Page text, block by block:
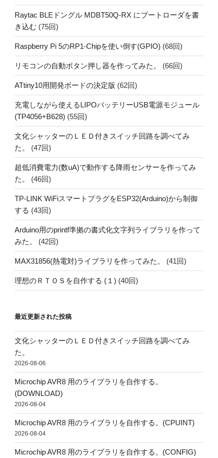
Raytac BLEドングル MDBT50Q-RX にブートローダを書
き込む (75回)
Raspberry Pi 5のRP1-Chipを使い倒す(GPIO) (68回)
リモコンの自動ボタン押し器を作ってみた。 (66回)
ATtiny10用開発ボードの決定版 (62回)
充電しながら使えるLIPOバッテリーUSB電源モジュール
(TP4056+B628) (55回)
文化シャッターのＬＥＤ付きスイッチ回路を調べてみ
た。
(47回)
超低消費電力(数uA)で動作する降雨センサーを作ってみ
た。
(46回)
TP-LINK WiFiスマートプラグをESP32(Arduino)から制御
する (43回)
Arduino用のprintf準拠の書式化文字列ライブラリを作って
みた。
(42回)
MAX31856(熱電対)ライブラリを作ってみた。 (41回)
理想のＲＴＯＳを自作する (１) (40回)
最近更新された投稿
文化シャッターのＬＥＤ付きスイッチ回路を調べてみ
た。
2026-08-06
Microchip AVR8 用のライブラリを自作する。
(DOWNLOAD)
2026-08-04
Microchip AVR8 用のライブラリを自作する。(CPUINT)
2026-08-04
Microchip AVR8 用のライブラリを自作する。(CONFIG)